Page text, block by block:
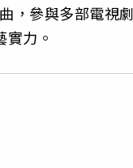
，參與多部電視
力。